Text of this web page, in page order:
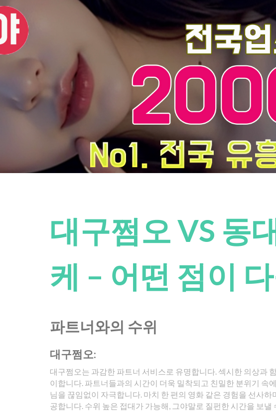
대구쩜오 VS 동
케 – 어떤 점이
파트너와의 수위
대구쩜오:
대구쩜오는 과감한 파트너 서비스로 유명합니다. 섹시한 의상과
이합니다. 파트너들과의 시간이 더욱 밀착되고 친밀한 분위기 속
님을 끊임없이 자극합니다. 마치 한 편의 영화 같은 경험을 선사
공합니다. 수위 높은 접대가 가능해, 그야말로 질펀한 시간을 보낼